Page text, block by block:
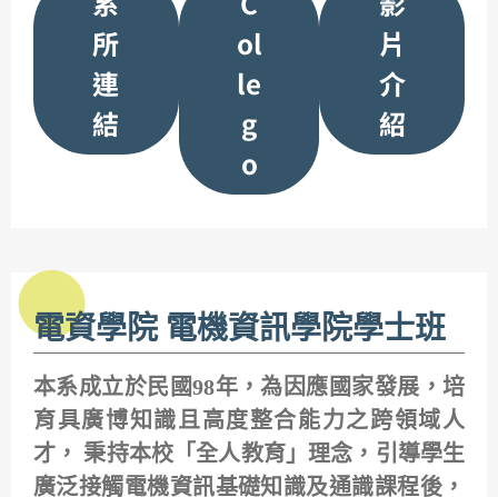
所
連
結
ol
le
g
o
片
介
紹
電資學院 電機資訊學院學士班
本系成立於民國98年，為因應國家發展，培
育具廣博知識且高度整合能力之跨領域人
才， 秉持本校「全人教育」理念，引導學生
廣泛接觸電機資訊基礎知識及通識課程後，